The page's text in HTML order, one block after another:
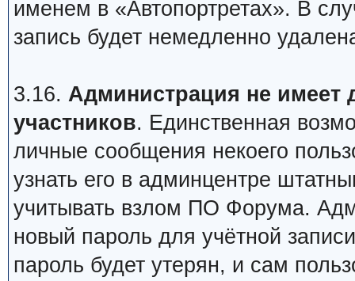
именем в «Автопортретах». В
запись будет немедленно
3.16. Администрация не имеет
участников. Единственная
личные сообщения некоего
узнать его в админцентре
учитывать взлом ПО Форума.
новый пароль для учётной
пароль будет утерян, и сам